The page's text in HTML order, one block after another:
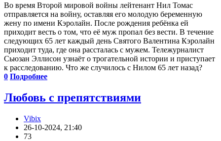
Во время Второй мировой войны лейтенант Нил Томас
отправляется на войну, оставляя его молодую беременную
жену по имени Кэролайн. После рождения ребёнка ей
приходит весть о том, что её муж пропал без вести. В течение
следующих 65 лет каждый день Святого Валентина Кэролайн
приходит туда, где она рассталась с мужем. Тележурналист
Сьюзан Эллисон узнаёт о трогательной истории и приступает
к расследованию. Что же случилось с Нилом 65 лет назад?
0 Подробнее
Любовь с препятствиями
Vibix
26-10-2024, 21:40
73